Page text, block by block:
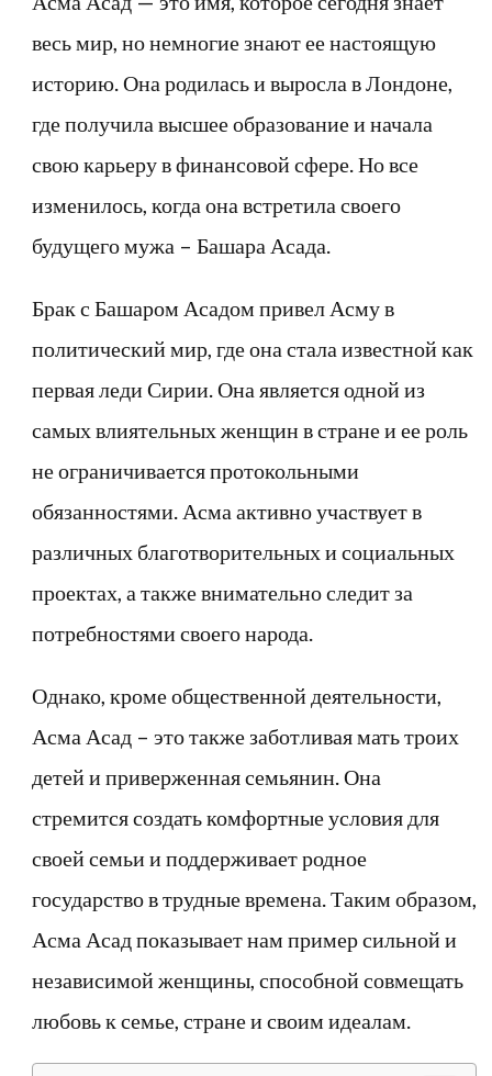
весь мир, но немногие знают ее настоящую
историю. Она родилась и выросла в Лондоне,
где получила высшее образование и начала
свою карьеру в финансовой сфере. Но все
изменилось, когда она встретила своего
будущего мужа – Башара Асада.
Брак с Башаром Асадом привел Асму в
политический мир, где она стала известной как
первая леди Сирии. Она является одной из
самых влиятельных женщин в стране и ее роль
не ограничивается протокольными
обязанностями. Асма активно участвует в
различных благотворительных и социальных
проектах, а также внимательно следит за
потребностями своего народа.
Однако, кроме общественной деятельности,
Асма Асад – это также заботливая мать троих
детей и приверженная семьянин. Она
стремится создать комфортные условия для
своей семьи и поддерживает родное
государство в трудные времена. Таким образом,
Асма Асад показывает нам пример сильной и
независимой женщины, способной совмещать
любовь к семье, стране и своим идеалам.